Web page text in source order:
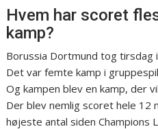
Hvem har scoret
kamp?
Borussia Dortmund tog tirsdag
Det var femte kamp i
Og kampen blev en kamp, der
Der blev nemlig scoret hele 12
højeste antal siden